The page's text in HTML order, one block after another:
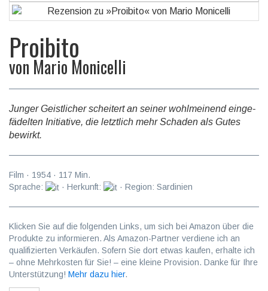
Proibito
von Mario Monicelli
Junger Geist­li­cher scheitert an seiner wohl­mei­nend ein­ge­
fä­del­ten Initiative, die letztlich mehr Schaden als Gutes
bewirkt.
Film · 1954 · 117 Min.
Sprache:
· Herkunft: · Region: Sardinien
Klicken Sie auf die folgenden Links, um sich bei Amazon über die
Produkte zu informieren. Als Amazon-Partner verdiene ich an
qualifizierten Verkäufen. Sofern Sie dort etwas kaufen, erhalte ich
– ohne Mehrkosten für Sie! – eine kleine Provision. Danke für Ihre
Unterstützung! Mehr dazu hier.